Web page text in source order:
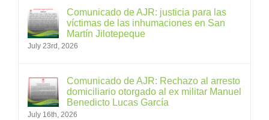
Comunicado de AJR: justicia para las
víctimas de las inhumaciones en San
Martín Jilotepeque
July 23rd, 2026
Comunicado de AJR: Rechazo al arresto
domiciliario otorgado al ex militar Manuel
Benedicto Lucas García
July 16th, 2026